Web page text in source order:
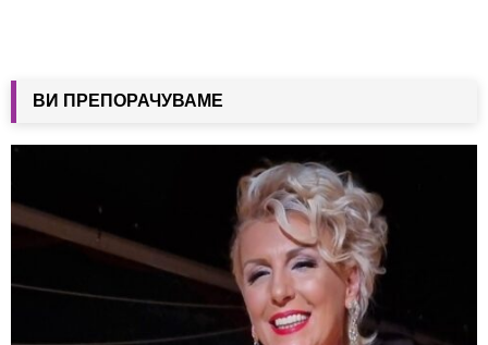
ВИ ПРЕПОРАЧУВАМЕ